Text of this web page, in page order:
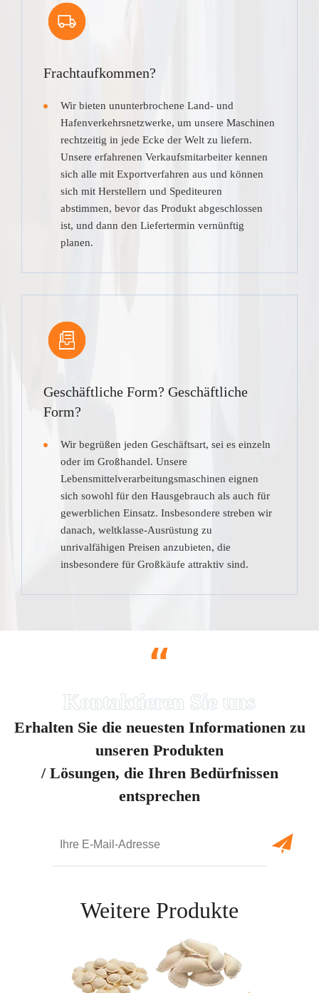
Frachtaufkommen?
Wir bieten ununterbrochene Land- und
Hafenverkehrsnetzwerke, um unsere Maschinen
rechtzeitig in jede Ecke der Welt zu liefern.
Unsere erfahrenen Verkaufsmitarbeiter kennen
sich alle mit Exportverfahren aus und können
sich mit Herstellern und Spediteuren
abstimmen, bevor das Produkt abgeschlossen
ist, und dann den Liefertermin vernünftig
planen.
Geschäftliche Form? Geschäftliche
Form?
Wir begrüßen jeden Geschäftsart, sei es einzeln
oder im Großhandel. Unsere
Lebensmittelverarbeitungsmaschinen eignen
sich sowohl für den Hausgebrauch als auch für
gewerblichen Einsatz. Insbesondere streben wir
danach, weltklasse-Ausrüstung zu
unrivalfähigen Preisen anzubieten, die
insbesondere für Großkäufe attraktiv sind.
“
Erhalten Sie die neuesten Informationen zu
unseren Produkten
/ Lösungen, die Ihren Bedürfnissen
entsprechen
Weitere Produkte